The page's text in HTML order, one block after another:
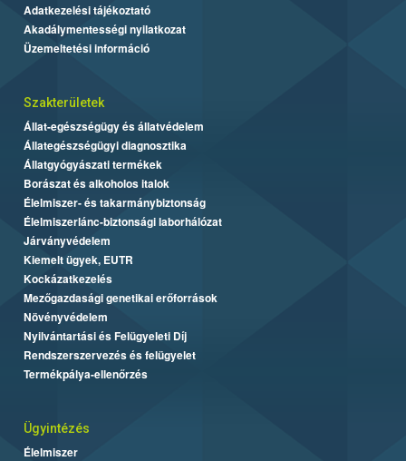
Adatkezelési tájékoztató
Akadálymentességi nyilatkozat
Üzemeltetési információ
Szakterületek
Állat-egészségügy és állatvédelem
Állategészségügyi diagnosztika
Állatgyógyászati termékek
Borászat és alkoholos italok
Élelmiszer- és takarmánybiztonság
Élelmiszerlánc-biztonsági laborhálózat
Járványvédelem
Kiemelt ügyek, EUTR
Kockázatkezelés
Mezőgazdasági genetikai erőforrások
Növényvédelem
Nyilvántartási és Felügyeleti Díj
Rendszerszervezés és felügyelet
Termékpálya-ellenőrzés
Ügyintézés
Élelmiszer